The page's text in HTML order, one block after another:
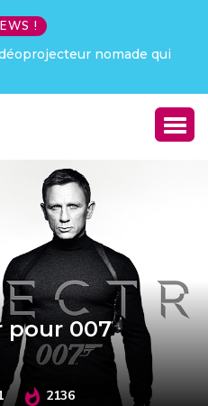
!
qui
Creative Pebble X :
pour 007
2136